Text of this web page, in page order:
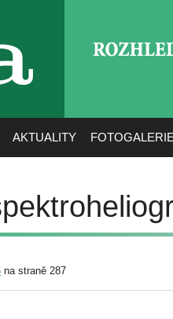
AKTUALITY
na straně 287